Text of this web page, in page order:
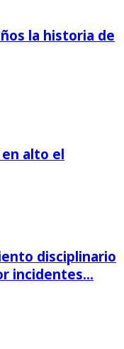
la historia de
en alto el
disciplinario
incidentes…